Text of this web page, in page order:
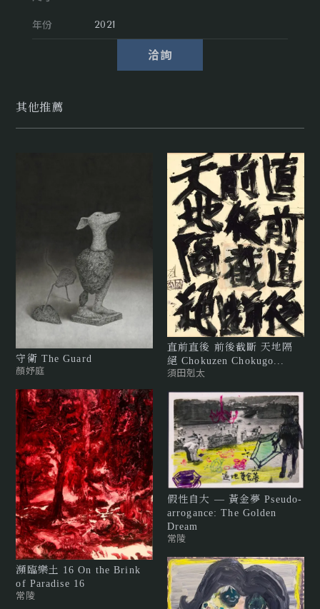
年份 2021
洽詢
其他推薦
守衛 The Guard
顏妤庭
瀕臨樂土 16 On the Brink
of Paradise 16
常陵
直前直後 前後截斷 天地隔
絕 Chokuzen Chokugo...
須田剋太
假性自大 — 黃金夢 Pseudo-
arrogance: The Golden
Dream
常陵